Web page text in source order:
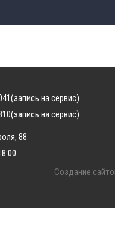
(запись на сервис)
(запись на сервис)
88
Создание